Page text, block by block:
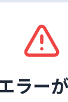
ラー